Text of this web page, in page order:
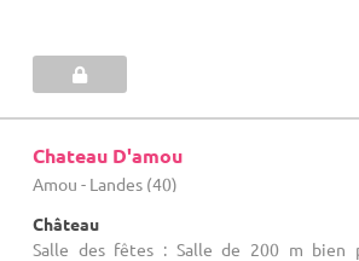
Chateau D'amou
Amou - Landes (40)
Château
Salle des fêtes : Salle de 200 m bien